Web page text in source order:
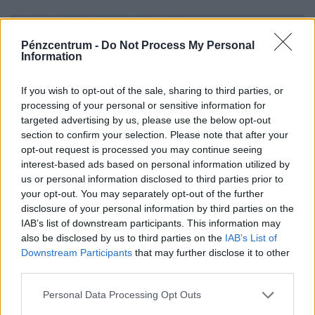
Pénzcentrum - Do Not Process My Personal
Information
If you wish to opt-out of the sale, sharing to third parties, or
processing of your personal or sensitive information for
targeted advertising by us, please use the below opt-out
section to confirm your selection. Please note that after your
opt-out request is processed you may continue seeing
interest-based ads based on personal information utilized by
us or personal information disclosed to third parties prior to
your opt-out. You may separately opt-out of the further
disclosure of your personal information by third parties on the
IAB’s list of downstream participants. This information may
also be disclosed by us to third parties on the IAB’s List of
Downstream Participants that may further disclose it to other
Personal Data Processing Opt Outs
Vitézy Dávid exkluzív, országos forgalom-
térképe jól mutatja, melyik autópályát kellene
azonnal kibővíteni
Az M7-es autópálya rendre elesik a nyári hétvégéken, de
a legtöbb nagyobb autópályán is tízezrek haladnak át
naponta.